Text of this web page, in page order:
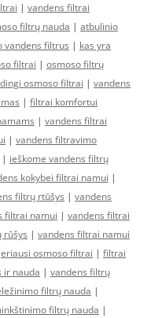
| vandens filtrai
filtrų nauda | atbulinio
vandens filtrus | kas yra
filtrai | osmoso filtrų
osmoso filtrai | vandens
| filtrai komfortui
| vandens filtrai
| vandens filtravimo
| ieškome vandens filtrų
kokybei filtrai namui |
filtrų rtūšys | vandens
filtrai namui | vandens filtrai
rūšys | vandens filtrai namui
osmoso filtrai | filtrai
ir nauda | vandens filtrų
filtrų nauda |
filtrų nauda |